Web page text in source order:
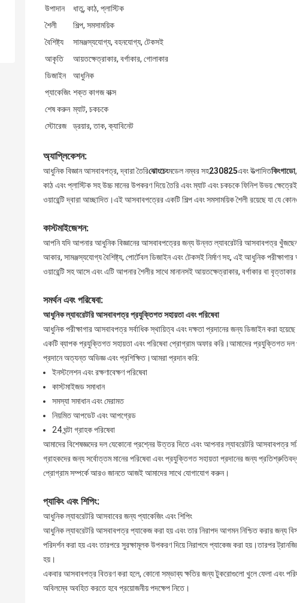
উপাদান
ধাতু, কাঠ, প্লাস্টিক
শৈলী
শিল্প, সমসাময়িক
বৈশিষ্ট্য
সামঞ্জস্যযোগ্য, বহনযোগ্য, টেকসই
আকৃতি
আয়তক্ষেত্রাকার, বর্গাকার, গোলাকার
ডিজাইন
আধুনিক
প্যাকেজিং শক্ত কাগজ বাক্স
শেষ করুন ম্যাট, চকচকে
স্টোরেজ
ড্রয়ার, তাক, ক্যাবিনেট
অ্যাপ্লিকেশন:
আধুনিক বিজ্ঞান আসবাবপত্র, দ্বারা তৈরিঝোংচেংমডেল নম্বর সহ230825এবং উত্পাদিতকিংগাডো
কাঠ এবং প্লাস্টিক সহ উচ্চ মানের উপকরণ দিয়ে তৈরি এবং ম্যাট এবং চকচকে ফিনিশ উভয়
ওয়ারেন্টি দ্বারা আচ্ছাদিত।এই আসবাবপত্রের একটি শিল্প এবং সমসাময়িক শৈলী রয়েছে যা যে
কাস্টমাইজেশন:
আপনি যদি আপনার আধুনিক বিজ্ঞানের আসবাবপত্রের জন্য উন্নত ল্যাবরেটরি
আকার, সামঞ্জস্যযোগ্য বৈশিষ্ট্য, পোর্টেবল ডিজাইন এবং টেকসই নির্মাণ সহ, এই আধুনিক
ওয়ারেন্টি সহ আসে এবং এটি আপনার শৈলীর সাথে মানানসই আয়তক্ষেত্রাকার, বর্গাকার বা
সমর্থন এবং পরিষেবা:
আধুনিক ল্যাবরেটরি আসবাবপত্র প্রযুক্তিগত সহায়তা এবং পরিষেবা
আধুনিক পরীক্ষাগার আসবাবপত্র সর্বাধিক স্থায়িত্ব এবং দক্ষতা প্রদানের জন্য ডিজাইন করা
একটি ব্যাপক প্রযুক্তিগত সহায়তা এবং পরিষেবা প্রোগ্রাম অফার করি।আমাদের প্রযুক্তিগত দল
প্রদানে অত্যন্ত অভিজ্ঞ এবং প্রশিক্ষিত।আমরা প্রদান করি:
ইনস্টলেশন এবং রক্ষণাবেক্ষণ পরিষেবা
কাস্টমাইজড সমাধান
সমস্যা সমাধান এবং মেরামত
নিয়মিত আপডেট এবং আপগ্রেড
24 ঘন্টা গ্রাহক পরিষেবা
আমাদের বিশেষজ্ঞদের দল যেকোনো প্রশ্নের উত্তর দিতে এবং আপনার ল্যাবরেটরি আসবাবপত্র
গ্রাহকদের জন্য সর্বোত্তম মানের পরিষেবা এবং প্রযুক্তিগত সহায়তা প্রদানের জন্য
প্রোগ্রাম সম্পর্কে আরও জানতে আজই আমাদের সাথে যোগাযোগ করুন।
প্যাকিং এবং শিপিং:
আধুনিক ল্যাবরেটরি আসবাবের জন্য প্যাকেজিং এবং শিপিং
আধুনিক ল্যাবরেটরি আসবাবপত্র প্যাকেজ করা হয় এবং তার নিরাপদ আগমন নিশ্চিত করার জন্য
পরিদর্শন করা হয় এবং তারপরে সুরক্ষামূলক উপকরণ দিয়ে নিরাপদে প্যাকেজ করা হয়।তারপর
হয়।
একবার আসবাবপত্র বিতরণ করা হলে, কোনো সম্ভাব্য ক্ষতির জন্য টুকরোগুলো খুলে ফেলা এবং
অবিলম্বে অবহিত করতে হবে প্রয়োজনীয় পদক্ষেপ নিতে।